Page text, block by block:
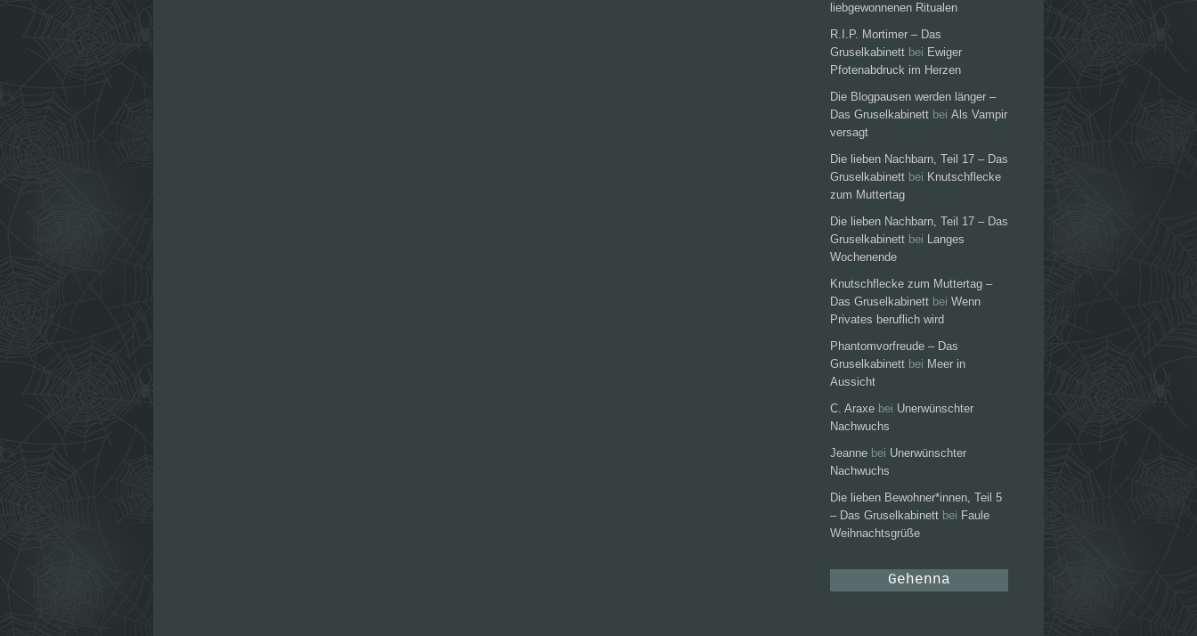
liebgewonnenen Ritualen
R.I.P. Mortimer – Das
Gruselkabinett bei Ewiger
Pfotenabdruck im Herzen
Die Blogpausen werden länger –
Das Gruselkabinett bei Als Vampir
versagt
Die lieben Nachbarn, Teil 17 – Das
Gruselkabinett bei Knutschflecke
zum Muttertag
Die lieben Nachbarn, Teil 17 – Das
Gruselkabinett bei Langes
Wochenende
Knutschflecke zum Muttertag –
Das Gruselkabinett bei Wenn
Privates beruflich wird
Phantomvorfreude – Das
Gruselkabinett bei Meer in
Aussicht
C. Araxe bei Unerwünschter
Nachwuchs
Jeanne bei Unerwünschter
Nachwuchs
Die lieben Bewohner*innen, Teil 5
– Das Gruselkabinett bei Faule
Weihnachtsgrüße
Gehenna